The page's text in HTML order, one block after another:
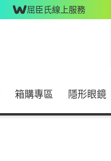
屈臣氏線上服務
箱購專區 隱形眼鏡